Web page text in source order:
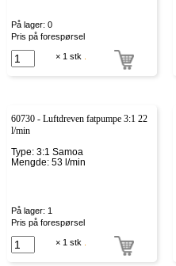
På lager: 0
Pris på forespørsel
× 1 stk
60730 - Luftdreven fatpumpe 3:1 22
l/min
Type: 3:1 Samoa
Mengde: 53 l/min
På lager: 1
Pris på forespørsel
× 1 stk